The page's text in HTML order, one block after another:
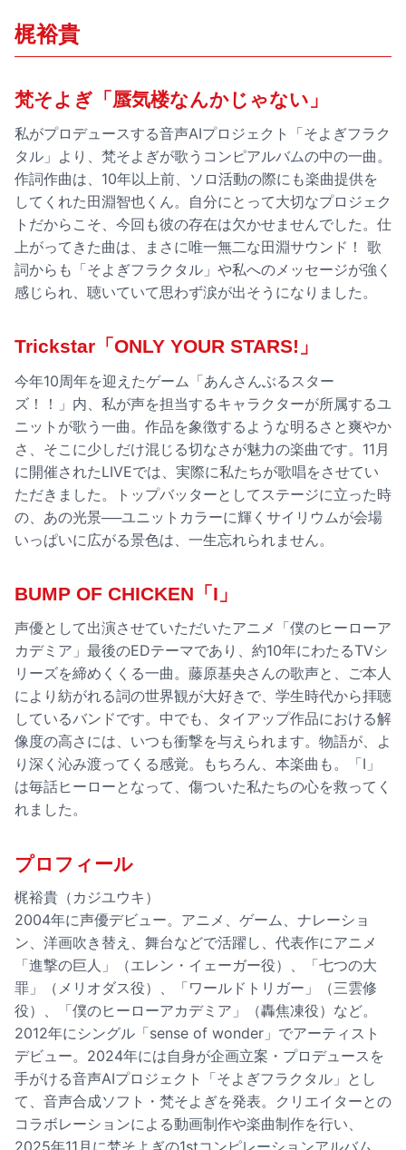
梶裕貴
梵そよぎ「蜃気楼なんかじゃない」
私がプロデュースする音声AIプロジェクト「そよぎフラク
タル」より、梵そよぎが歌うコンピアルバムの中の一曲。
作詞作曲は、10年以上前、ソロ活動の際にも楽曲提供を
してくれた田淵智也くん。自分にとって大切なプロジェク
トだからこそ、今回も彼の存在は欠かせませんでした。仕
上がってきた曲は、まさに唯一無二な田淵サウンド！ 歌
詞からも「そよぎフラクタル」や私へのメッセージが強く
感じられ、聴いていて思わず涙が出そうになりました。
Trickstar「ONLY YOUR STARS!」
今年10周年を迎えたゲーム「あんさんぶるスター
ズ！！」内、私が声を担当するキャラクターが所属するユ
ニットが歌う一曲。作品を象徴するような明るさと爽やか
さ、そこに少しだけ混じる切なさが魅力の楽曲です。11月
に開催されたLIVEでは、実際に私たちが歌唱をさせてい
ただきました。トップバッターとしてステージに立った時
の、あの光景──ユニットカラーに輝くサイリウムが会場
いっぱいに広がる景色は、一生忘れられません。
BUMP OF CHICKEN「I」
声優として出演させていただいたアニメ「僕のヒーローア
カデミア」最後のEDテーマであり、約10年にわたるTVシ
リーズを締めくくる一曲。藤原基央さんの歌声と、ご本人
により紡がれる詞の世界観が大好きで、学生時代から拝聴
しているバンドです。中でも、タイアップ作品における解
像度の高さには、いつも衝撃を与えられます。物語が、よ
り深く沁み渡ってくる感覚。もちろん、本楽曲も。「I」
は毎話ヒーローとなって、傷ついた私たちの心を救ってく
れました。
プロフィール
梶裕貴（カジユウキ）
2004年に声優デビュー。アニメ、ゲーム、ナレーショ
ン、洋画吹き替え、舞台などで活躍し、代表作にアニメ
「進撃の巨人」（エレン・イェーガー役）、「七つの大
罪」（メリオダス役）、「ワールドトリガー」（三雲修
役）、「僕のヒーローアカデミア」（轟焦凍役）など。
2012年にシングル「sense of wonder」でアーティスト
デビュー。2024年には自身が企画立案・プロデュースを
手がける音声AIプロジェクト「そよぎフラクタル」とし
て、音声合成ソフト・梵そよぎを発表。クリエイターとの
コラボレーションによる動画制作や楽曲制作を行い、
2025年11月に梵そよぎの1stコンピレーションアルバム